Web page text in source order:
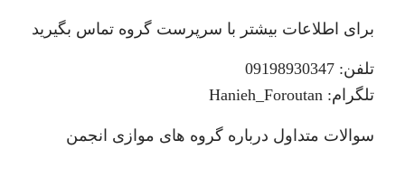
برای اطلاعات بیشتر با سرپرست گروه تماس بگیرید
تلفن: 09198930347
تلگرام: Hanieh_Foroutan
سوالات متداول درباره گروه های موازی انجمن